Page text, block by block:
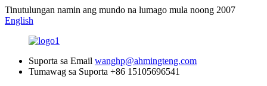
Tinutulungan namin ang mundo na lumago mula noong 2007
English
Suporta sa Email wanghp@ahmingteng.com
Tumawag sa Suporta +86 15105696541